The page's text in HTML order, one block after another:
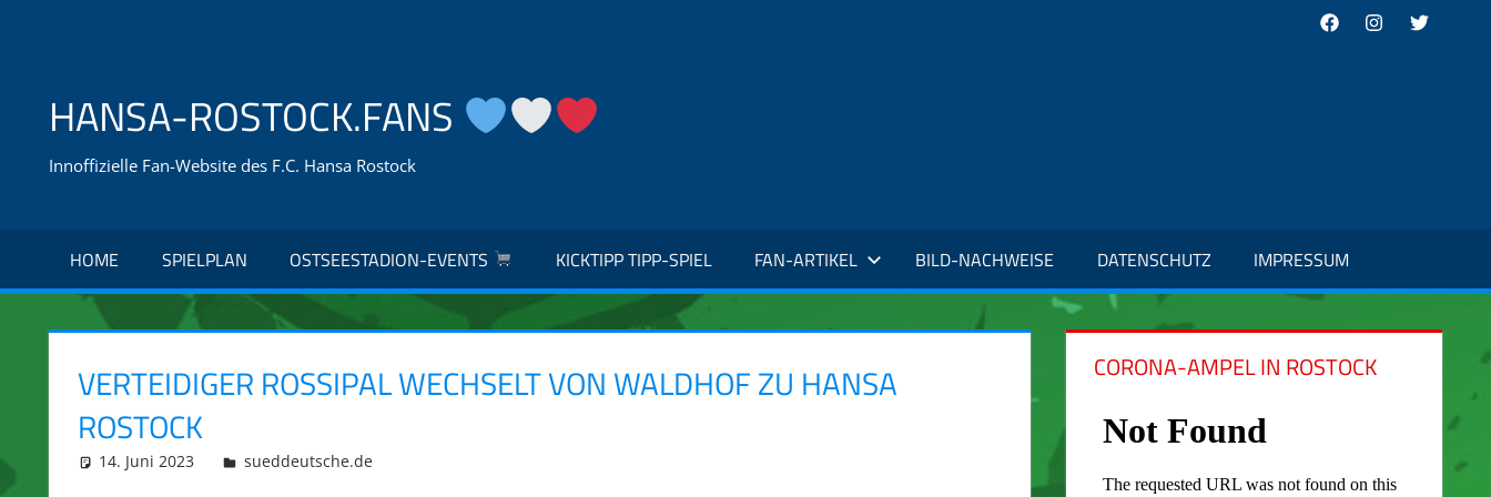
FacebookInstagram
Twitter
HANSA-ROSTOCK.FANS
Innoffizielle Fan-Website des F.C. Hansa Rostock
HOME SPIELPLAN OSTSEESTADION-EVENTS KICKTIPP TIPP-SPIEL FAN-ARTIKEL BILD-NACHWEISE DATENSCHUTZ IMPRESSUM
VERTEIDIGER ROSSIPAL WECHSELT VON WALDHOF ZU HANSA
ROSTOCK
14. Juni 2023 integromat
sueddeutsche.de
CORONA-AMPEL IN ROSTOCK